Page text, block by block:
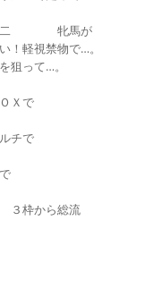
竜二 牝馬が
！軽視禁物で…。
狙って…。
Ｘで
総流